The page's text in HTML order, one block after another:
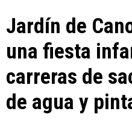
Jardín de
una fiesta
carreras de
de agua y